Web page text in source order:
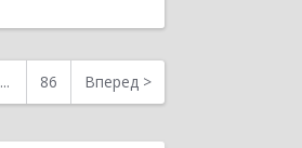
... 86 Вперед >